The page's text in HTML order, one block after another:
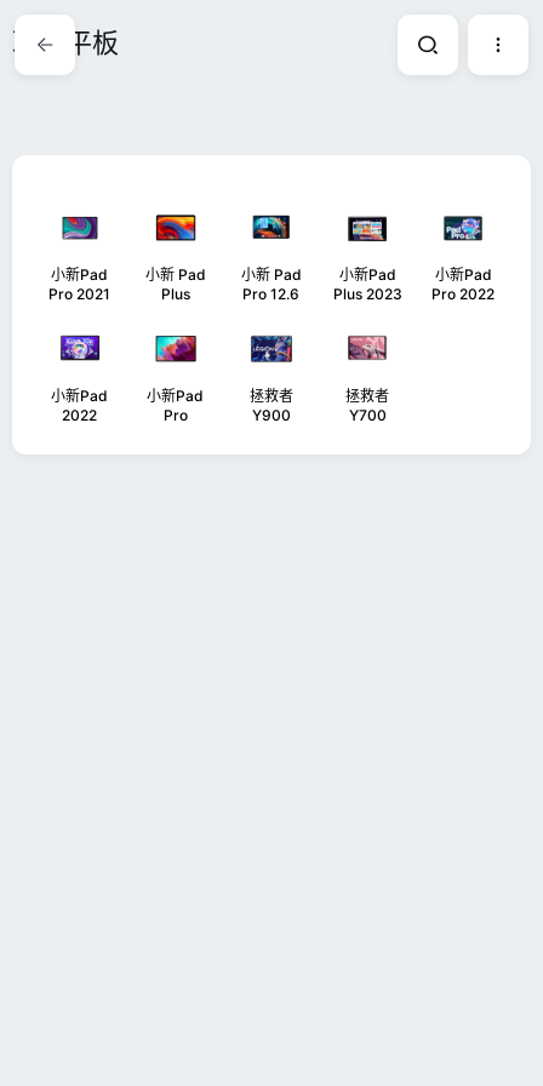
联想平板
小新Pad
Pro 2021
小新 Pad
Plus
小新 Pad
Pro 12.6
小新Pad
Plus 2023
小新Pad
Pro 2022
小新Pad
2022
小新Pad
Pro
拯救者
Y900
拯救者
Y700